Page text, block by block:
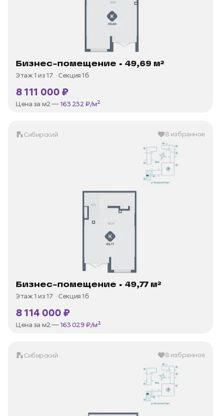
Бизнес-помещение • 49,69 м²
Этаж 1 из 17 Секция 1б
8 111 000 ₽
Цена за м2 —163 232 ₽/м²
Сибирский В избранное
Бизнес-помещение • 49,77 м²
Этаж 1 из 17 Секция 1б
8 114 000 ₽
Цена за м2 —163 029 ₽/м²
Сибирский В избранное